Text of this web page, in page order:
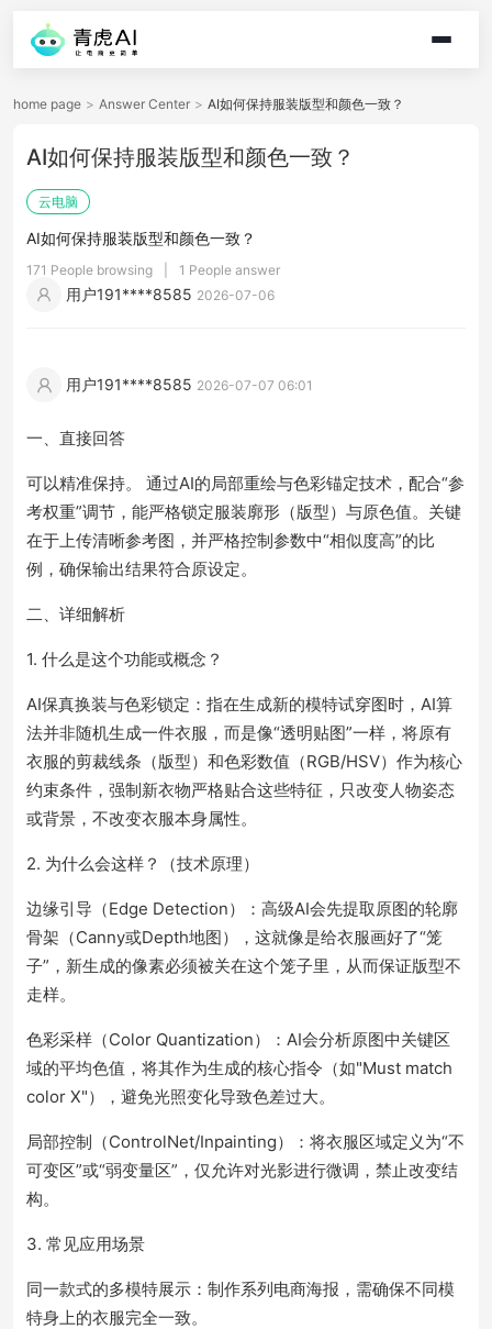
home page > Answer Center > AI如何保持服装版型和颜色一致？
AI如何保持服装版型和颜色一致？
云电脑
AI如何保持服装版型和颜色一致？
171 People browsing 1 People answer
用户191****8585 2026-07-06
用户191****8585 2026-07-07 06:01
一、直接回答
可以精准保持。 通过AI的局部重绘与色彩锚定技术，配合“参
考权重”调节，能严格锁定服装廓形（版型）与原色值。关键
在于上传清晰参考图，并严格控制参数中“相似度高”的比
例，确保输出结果符合原设定。
二、详细解析
1. 什么是这个功能或概念？
AI保真换装与色彩锁定：指在生成新的模特试穿图时，AI算
法并非随机生成一件衣服，而是像“透明贴图”一样，将原有
衣服的剪裁线条（版型）和色彩数值（RGB/HSV）作为核心
约束条件，强制新衣物严格贴合这些特征，只改变人物姿态
或背景，不改变衣服本身属性。
2. 为什么会这样？（技术原理）
边缘引导（Edge Detection）：高级AI会先提取原图的轮廓
骨架（Canny或Depth地图），这就像是给衣服画好了“笼
子”，新生成的像素必须被关在这个笼子里，从而保证版型不
走样。
色彩采样（Color Quantization）：AI会分析原图中关键区
域的平均色值，将其作为生成的核心指令（如"Must match
color X"），避免光照变化导致色差过大。
局部控制（ControlNet/Inpainting）：将衣服区域定义为“不
可变区”或“弱变量区”，仅允许对光影进行微调，禁止改变结
构。
3. 常见应用场景
同一款式的多模特展示：制作系列电商海报，需确保不同模
特身上的衣服完全一致。